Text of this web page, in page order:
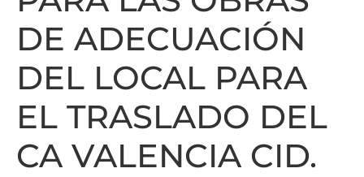
DE ADECUACIÓN
DEL LOCAL PARA
EL TRASLADO DEL
CA VALENCIA CID.